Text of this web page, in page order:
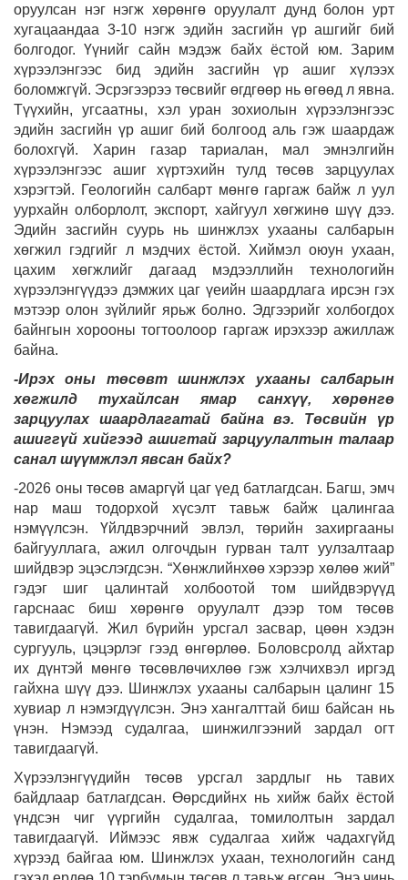
оруулсан нэг нэгж хөрөнгө оруулалт дунд болон урт
хугацаандаа 3-10 нэгж эдийн засгийн үр ашгийг бий
болгодог. Үүнийг сайн мэдэж байх ёстой юм. Зарим
хүрээлэнгээс бид эдийн засгийн үр ашиг хүлээх
боломжгүй. Эсрэгээрээ төсвийг өгдгөөр нь өгөөд л явна.
Түүхийн, угсаатны, хэл уран зохиолын хүрээлэнгээс
эдийн засгийн үр ашиг бий болгоод аль гэж шаардаж
болохгүй. Харин газар тариалан, мал эмнэлгийн
хүрээлэнгээс ашиг хүртэхийн тулд төсөв зарцуулах
хэрэгтэй. Геологийн салбарт мөнгө гаргаж байж л уул
уурхайн олборлолт, экспорт, хайгуул хөгжинө шүү дээ.
Эдийн засгийн суурь нь шинжлэх ухааны салбарын
хөгжил гэдгийг л мэдчих ёстой. Хиймэл оюун ухаан,
цахим хөгжлийг дагаад мэдээллийн технологийн
хүрээлэнгүүдээ дэмжих цаг үеийн шаардлага ирсэн гэх
мэтээр олон зүйлийг ярьж болно. Эдгээрийг холбогдох
байнгын хорооны тогтоолоор гаргаж ирэхээр ажиллаж
байна.
-Ирэх оны төсөвт шинжлэх ухааны салбарын
хөгжилд тухайлсан ямар санхүү, хөрөнгө
зарцуулах шаардлагатай байна вэ. Төсвийн үр
ашиггүй хийгээд ашигтай зарцуулалтын талаар
санал шүүмжлэл явсан байх?
-2026 оны төсөв амаргүй цаг үед батлагдсан. Багш, эмч
нар маш тодорхой хүсэлт тавьж байж цалингаа
нэмүүлсэн. Үйлдвэрчний эвлэл, төрийн захиргааны
байгууллага, ажил олгочдын гурван талт уулзалтаар
шийдвэр эцэслэгдсэн. “Хөнжлийнхөө хэрээр хөлөө жий”
гэдэг шиг цалинтай холбоотой том шийдвэрүүд
гарснаас биш хөрөнгө оруулалт дээр том төсөв
тавигдаагүй. Жил бүрийн урсгал засвар, цөөн хэдэн
сургууль, цэцэрлэг гээд өнгөрлөө. Боловсролд айхтар
их дүнтэй мөнгө төсөвлөчихлөө гэж хэлчихвэл иргэд
гайхна шүү дээ. Шинжлэх ухааны салбарын цалинг 15
хувиар л нэмэгдүүлсэн. Энэ хангалттай биш байсан нь
үнэн. Нэмээд судалгаа, шинжилгээний зардал огт
тавигдаагүй.
Хүрээлэнгүүдийн төсөв урсгал зардлыг нь тавих
байдлаар батлагдсан. Өөрсдийнх нь хийж байх ёстой
үндсэн чиг үүргийн судалгаа, томилолтын зардал
тавигдаагүй. Иймээс явж судалгаа хийж чадахгүйд
хүрээд байгаа юм. Шинжлэх ухаан, технологийн санд